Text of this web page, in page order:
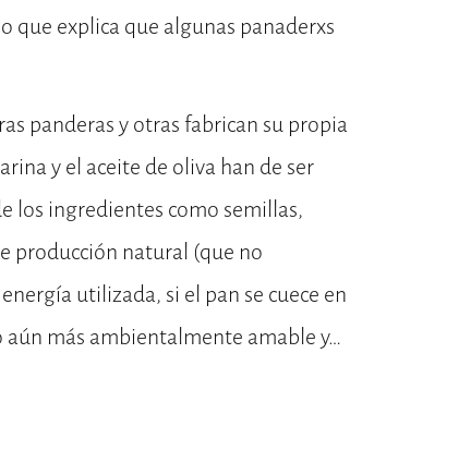
que explica que algunas panaderxs
panderas y otras fabrican su propia
y el aceite de oliva han de ser
los ingredientes como semillas,
producción natural (que no
utilizada, si el pan se cuece en
más ambientalmente amable y…